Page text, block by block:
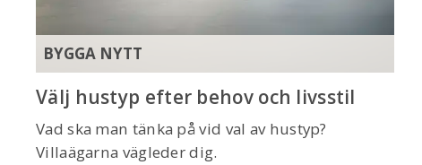
BYGGA NYTT
Välj hustyp efter behov och livsstil
Vad ska man tänka på vid val av hustyp?
Villaägarna vägleder dig.